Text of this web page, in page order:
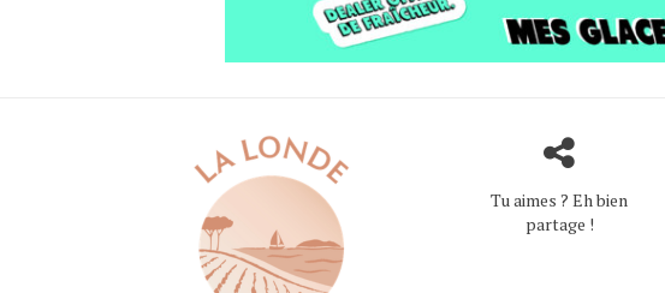
Tu aimes ? Eh bien
partage !